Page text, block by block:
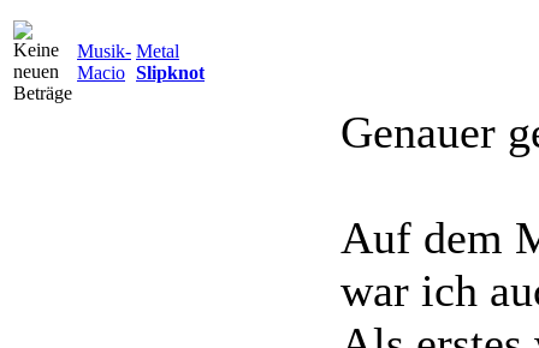
Musik-
Macio
Metal
Slipknot
Genauer
Auf dem
war ich